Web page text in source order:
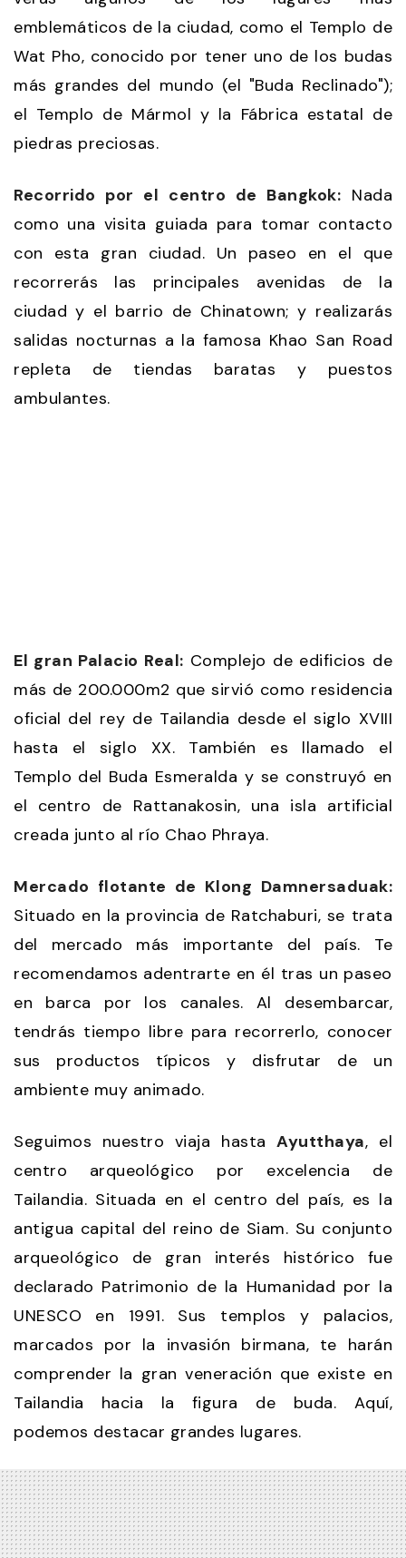
emblemáticos de la ciudad, como el Templo de
Wat Pho, conocido por tener uno de los budas
más grandes del mundo (el "Buda Reclinado");
el Templo de Mármol y la Fábrica estatal de
piedras preciosas.
Recorrido por el centro de Bangkok: Nada
como una visita guiada para tomar contacto
con esta gran ciudad. Un paseo en el que
recorrerás las principales avenidas de la
ciudad y el barrio de Chinatown; y realizarás
salidas nocturnas a la famosa Khao San Road
repleta de tiendas baratas y puestos
ambulantes.
El gran Palacio Real: Complejo de edificios de
más de 200.000m2 que sirvió como residencia
oficial del rey de Tailandia desde el siglo XVIII
hasta el siglo XX. También es llamado el
Templo del Buda Esmeralda y se construyó en
el centro de Rattanakosin, una isla artificial
creada junto al río Chao Phraya.
Mercado flotante de Klong Damnersaduak:
Situado en la provincia de Ratchaburi, se trata
del mercado más importante del país. Te
recomendamos adentrarte en él tras un paseo
en barca por los canales. Al desembarcar,
tendrás tiempo libre para recorrerlo, conocer
sus productos típicos y disfrutar de un
ambiente muy animado.
Seguimos nuestro viaja hastaAyutthaya, el
centro arqueológico por excelencia de
Tailandia. Situada en el centro del país, es la
antigua capital del reino de Siam. Su conjunto
arqueológico de gran interés histórico fue
declarado Patrimonio de la Humanidad por la
UNESCO en 1991. Sus templos y palacios,
marcados por la invasión birmana, te harán
comprender la gran veneración que existe en
Tailandia hacia la figura de buda. Aquí,
podemos destacar grandes lugares.